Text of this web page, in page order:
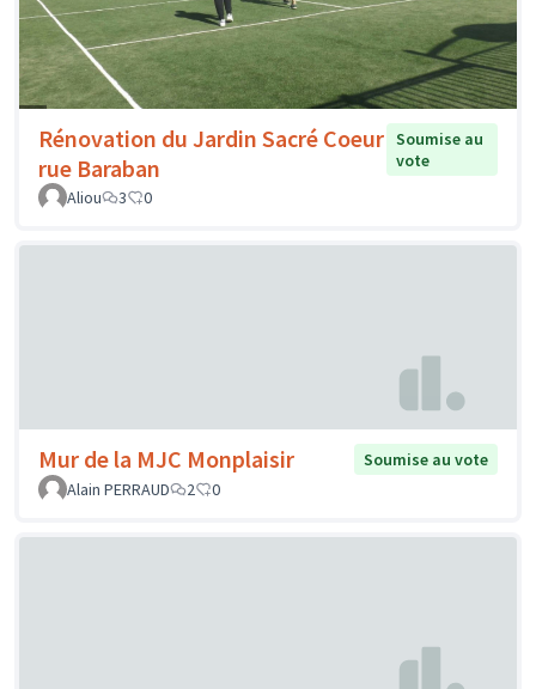
Rénovation du Jardin Sacré Coeur
rue Baraban
Soumise au
vote
Aliou
3 0
Mur de la MJC Monplaisir
Soumise au vote
Alain PERRAUD
2 0